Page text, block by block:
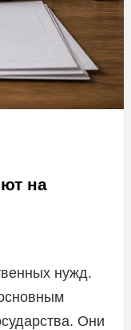
на
нужд.
Они